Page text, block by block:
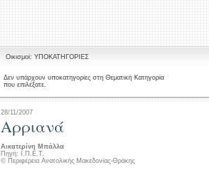
Οικισμοί: ΥΠΟΚΑΤΗΓΟΡΙΕΣ
Δεν υπάρχουν υποκατηγορίες στη Θεματική Κατηγορία
που επιλέξατε.
28/11/2007
Αρριανά
Αικατερίνη Μπάλλα
Πηγή: Ι.Π.Ε.Τ.
© Περιφέρεια Ανατολικής Μακεδονίας-Θράκης